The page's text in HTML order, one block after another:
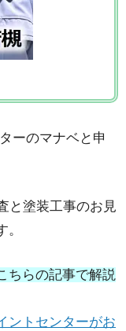
ーのマナベと申
と塗装工事のお見
ちらの記事で解説
ントセンターがお